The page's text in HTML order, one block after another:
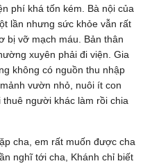
phí khá tốn kém. Bà nội của
lần nhưng sức khỏe vẫn rất
bị vỡ mạch máu. Bản thân
xuyên phải đi viện. Gia
không có nguồn thu nhập
vườn nhỏ, nuôi ít con
người khác làm rồi chia
cha, em rất muốn được cha
nghĩ tới cha, Khánh chỉ biết